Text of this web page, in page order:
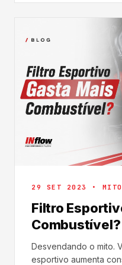
29 SET 2023 •
Filtro
Combustível?
Desvendando o mito.
esportivo aumenta